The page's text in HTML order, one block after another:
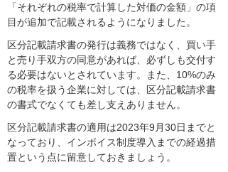
「それぞれの税率で計算した対価の金額」の項
目が追加で記載されるようになりました。
区分記載請求書の発行は義務ではなく、買い手
と売り手双方の同意があれば、必ずしも交付す
る必要はないとされています。また、10%のみ
の税率を扱う企業に対しては、区分記載請求書
の書式でなくても差し支えありません。
区分記載請求書の適用は2023年9月30日までと
なっており、インボイス制度導入までの経過措
置という点に留意しておきましょう。